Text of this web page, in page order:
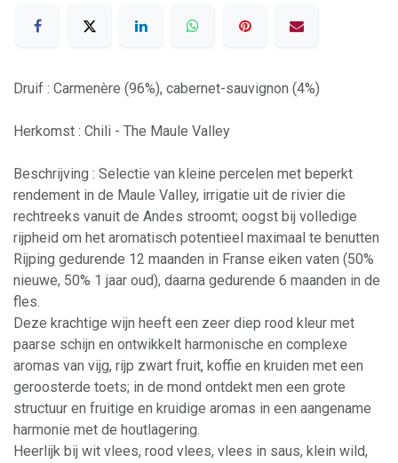
Druif : Carmenère (96%), cabernet-sauvignon (4%)
Herkomst : Chili - The Maule Valley
Beschrijving : Selectie van kleine percelen met beperkt
rendement in de Maule Valley, irrigatie uit de rivier die
rechtreeks vanuit de Andes stroomt; oogst bij volledige
rijpheid om het aromatisch potentieel maximaal te benutten
Rijping gedurende 12 maanden in Franse eiken vaten (50%
nieuwe, 50% 1 jaar oud), daarna gedurende 6 maanden in de
fles.
Deze krachtige wijn heeft een zeer diep rood kleur met
paarse schijn en ontwikkelt harmonische en complexe
aroma​s van vijg, rijp zwart fruit, koffie en kruiden met een
geroosterde toets; in de mond ontdekt men een grote
structuur en fruitige en kruidige aroma​s in een aangename
harmonie met de houtlagering.
Heerlijk bij wit vlees, rood vlees, vlees in saus, klein wild,